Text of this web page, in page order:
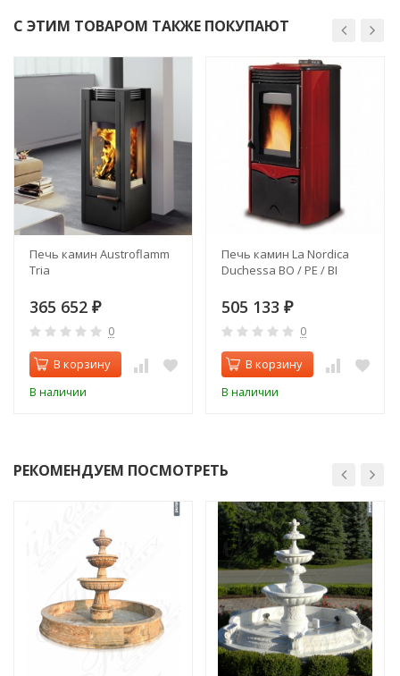
С ЭТИМ ТОВАРОМ ТАКЖЕ ПОКУПАЮТ
Печь камин Austroflamm
Tria
365 652 ₽
0
В корзину
В наличии
Печь камин La Nordica
Duchessa BO / PE / BI
505 133 ₽
0
В корзину
В наличии
РЕКОМЕНДУЕМ ПОСМОТРЕТЬ